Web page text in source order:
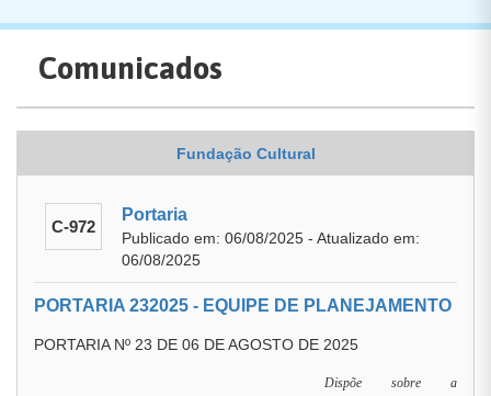
Comunicados
Fundação Cultural
C-972
Portaria
Publicado em: 06/08/2025 - Atualizado em:
06/08/2025
PORTARIA 232025 - EQUIPE DE PLANEJAMENTO
PORTARIA Nº 23 DE 06 DE AGOSTO DE 2025
Dispõe sobre a